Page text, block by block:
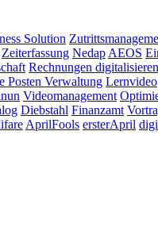
Solution
Zeiterfassung NedapAEOS
Rechnungen digitalisieren
Posten Verwaltung Lernvideo
Videomanagement
Diebstahl Finanzamt
AprilFools ersterApril